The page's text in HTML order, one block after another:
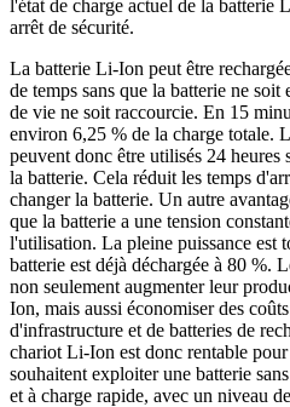
l'état de charge actuel de la
arrêt de sécurité.
La batterie Li-Ion peut être
de temps sans que la batterie ne soit
de vie ne soit raccourcie. En 15
environ 6,25 % de la charge totale.
peuvent donc être utilisés 24 heures
la batterie. Cela réduit les temps
changer la batterie. Un autre
que la batterie a une tension
l'utilisation. La pleine puissance est
batterie est déjà déchargée à 80 %.
non seulement augmenter leur
Ion, mais aussi économiser des
d'infrastructure et de batteries de
chariot Li-Ion est donc rentable pour
souhaitent exploiter une batterie
et à charge rapide, avec un niveau